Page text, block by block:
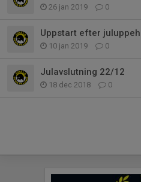
26 jan 2019 0
Uppstart efter
10 jan 2019 0
Julavslutning 22/12
18 dec 2018 0